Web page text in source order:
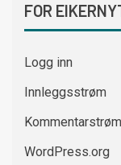
FOR
Logg inn
Innleggsstrøm
Kommentarstrøm
WordPress.org